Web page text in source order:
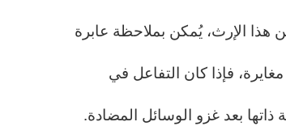
هذا الإرث، يُمكن بملاحظة عابرة
فإذا كان التفاعل في
بعد غزو الوسائل المضادة.